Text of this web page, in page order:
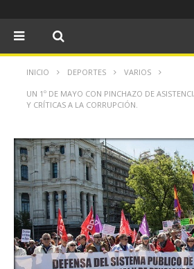
INICIO DEPORTES VARIOS
UN 1º DE MAYO CON PINCHAZO DE
Y CRÍTICAS A LA CORRUPCIÓN.